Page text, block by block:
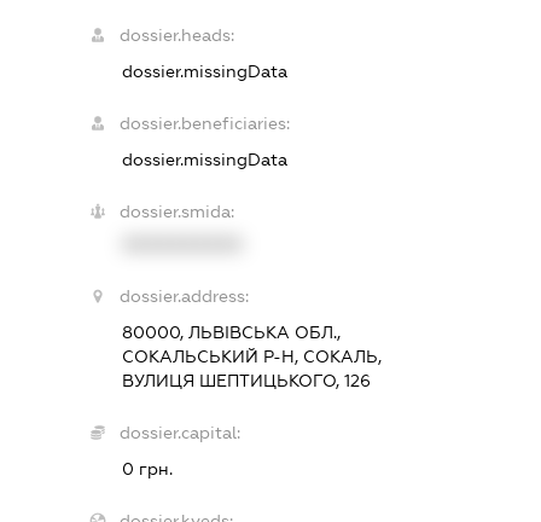
dossier.heads:
dossier.missingData
dossier.beneficiaries:
dossier.missingData
dossier.smida:
dossier.address:
80000, ЛЬВІВСЬКА ОБЛ.,
СОКАЛЬСЬКИЙ Р-Н, СОКАЛЬ,
ВУЛИЦЯ ШЕПТИЦЬКОГО, 126
dossier.capital:
0 грн.